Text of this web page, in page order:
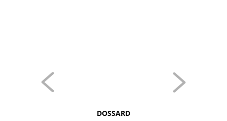
DOSSARD